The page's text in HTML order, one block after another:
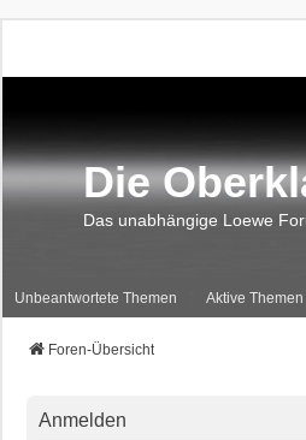
Die
Das unabhängige Loewe
Unbeantwortete Themen Aktive Themen
Foren-Übersicht
Anmelden